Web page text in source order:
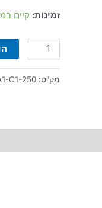
זמינות: קיים
מק"ט: C1-250